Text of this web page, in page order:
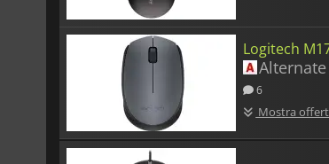
Logitech
Alternate
6
Mostra